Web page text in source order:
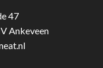
47
Ankeveen